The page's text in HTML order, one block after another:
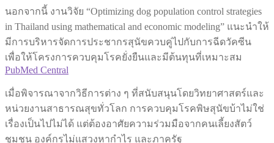
นอกจากนี้ งานวิจัย “Optimizing dog population control strategies
in Thailand using mathematical and economic modeling” แนะนำให้
มีการบริหารจัดการประชากรสุนัขควบคู่ไปกับการฉีดวัคซีน
เพื่อให้โครงการควบคุมโรคยั่งยืนและมีต้นทุนที่เหมาะสม
PubMed Central
เมื่อพิจารณาจากวิธีการต่าง ๆ ที่สนับสนุนโดยวิทยาศาสตร์และ
หน่วยงานสาธารณสุขทั่วโลก การควบคุมโรคพิษสุนัขบ้าไม่ใช่
เรื่องเป็นไปไม่ได้ แต่ต้องอาศัยความร่วมมือจากคนเลี้ยงสัตว์
ชุมชน องค์กรไม่แสวงหากำไร และภาครัฐ